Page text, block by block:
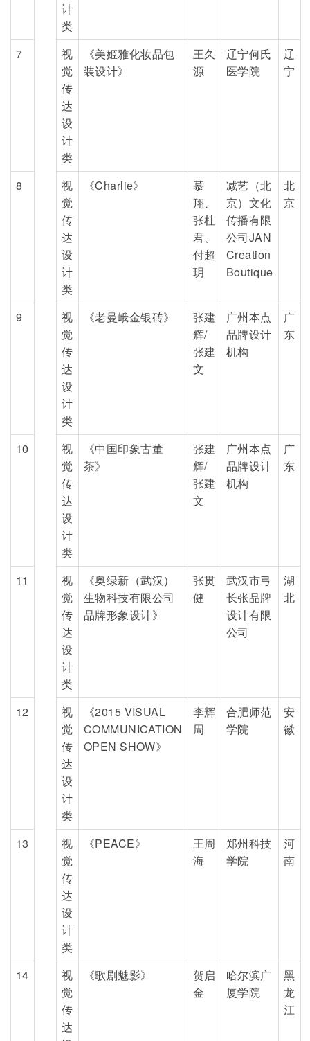
计
类
7
视
觉
传
达
设
计
类
《美姬雅化妆品包
装设计》
王久
源
辽宁何氏
医学院
辽
宁
8
视
觉
传
达
设
计
类
《Charlie》
慕
翔、
张杜
君、
付超
玥
减艺（北
京）文化
传播有限
公司JAN
Creation
Boutique
北
京
9
视
觉
传
达
设
计
类
《老曼峨金银砖》
张建
辉/
张建
文
广州本点
品牌设计
机构
广
东
10
视
觉
传
达
设
计
类
《中国印象古董
茶》
张建
辉/
张建
文
广州本点
品牌设计
机构
广
东
11
视
觉
传
达
设
计
类
《奥绿新（武汉）
生物科技有限公司
品牌形象设计》
张贯
健
武汉市弓
长张品牌
设计有限
公司
湖
北
12
视
觉
传
达
设
计
类
《2015 VISUAL
COMMUNICATION
OPEN SHOW》
李辉
周
合肥师范
学院
安
徽
13
视
觉
传
达
设
计
类
《PEACE》
王周
海
郑州科技
学院
河
南
14
视
觉
传
达
《歌剧魅影》
贺启
金
哈尔滨广
厦学院
黑
龙
江